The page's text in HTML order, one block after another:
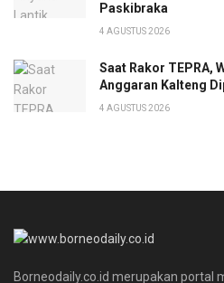
Paskibraka
4 AGUSTUS 2026
Saat Rakor TEPRA,
Anggaran Kalteng
4 AGUSTUS 2026
Borneodaily.co.id merupakan portal